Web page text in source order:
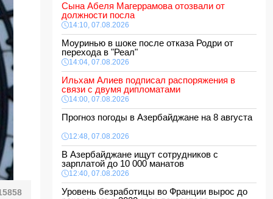
Сына Абеля Магеррамова отозвали от
должности посла
14:10, 07.08.2026
Моуринью в шоке после отказа Родри от
перехода в "Реал"
14:04, 07.08.2026
Ильхам Алиев подписал распоряжения в
связи с двумя дипломатами
14:00, 07.08.2026
Прогноз погоды в Азербайджане на 8 августа
12:48, 07.08.2026
В Азербайджане ищут сотрудников с
зарплатой до 10 000 манатов
12:40, 07.08.2026
Уровень безработицы во Франции вырос до